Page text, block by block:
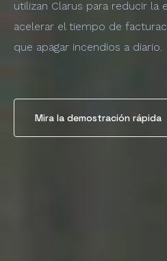
utilizan Clarus para reducir la
acelerar el tiempo de
que apagar incendios a diario.
Mira la demostración rápida